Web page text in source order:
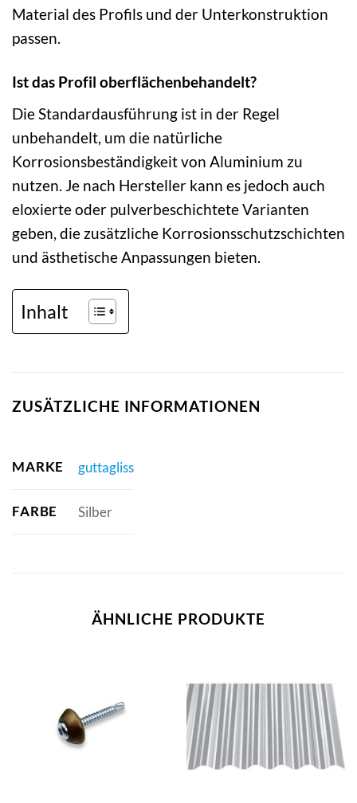
Material des Profils und der Unterkonstruktion
passen.
Ist das Profil oberflächenbehandelt?
Die Standardausführung ist in der Regel
unbehandelt, um die natürliche
Korrosionsbeständigkeit von Aluminium zu
nutzen. Je nach Hersteller kann es jedoch auch
eloxierte oder pulverbeschichtete Varianten
geben, die zusätzliche Korrosionsschutzschichten
und ästhetische Anpassungen bieten.
Inhalt
ZUSÄTZLICHE INFORMATIONEN
MARKE guttagliss
FARBE Silber
ÄHNLICHE PRODUKTE